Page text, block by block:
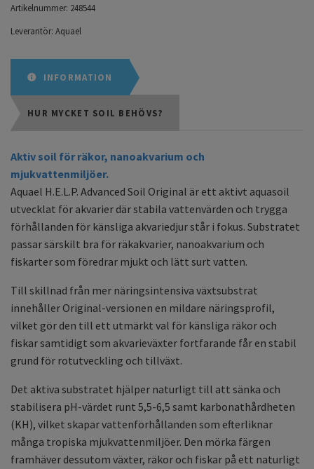
Artikelnummer: 248544
Leverantör: Aquael
INFORMATION
HUR MYCKET SOIL BEHÖVS?
Aktiv soil för räkor, nanoakvarium och
mjukvattenmiljöer.
Aquael H.E.L.P. Advanced Soil Original är ett aktivt aquasoil
utvecklat för akvarier där stabila vattenvärden och trygga
förhållanden för känsliga akvariedjur står i fokus. Substratet
passar särskilt bra för räkakvarier, nanoakvarium och
fiskarter som föredrar mjukt och lätt surt vatten.
Till skillnad från mer näringsintensiva växtsubstrat
innehåller Original-versionen en mildare näringsprofil,
vilket gör den till ett utmärkt val för känsliga räkor och
fiskar samtidigt som akvarieväxter fortfarande får en stabil
grund för rotutveckling och tillväxt.
Det aktiva substratet hjälper naturligt till att sänka och
stabilisera pH-värdet runt 5,5-6,5 samt karbonathårdheten
(KH), vilket skapar vattenförhållanden som efterliknar
många tropiska mjukvattenmiljöer. Den mörka färgen
framhäver dessutom växter, räkor och fiskar på ett naturligt